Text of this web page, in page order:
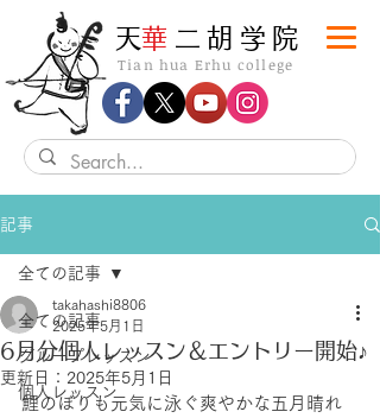
Tian hua Erhu college
​天華 二胡学院
記事
全ての記事
グループレッスン
個人レッスン
全ての記事
6月分個人レッスン＆エントリー開始♪
takahashi8806
2025年5月1日
更新日： 2025年5月1日
鯉のぼりも元気に泳ぐ爽やかな五月晴れ